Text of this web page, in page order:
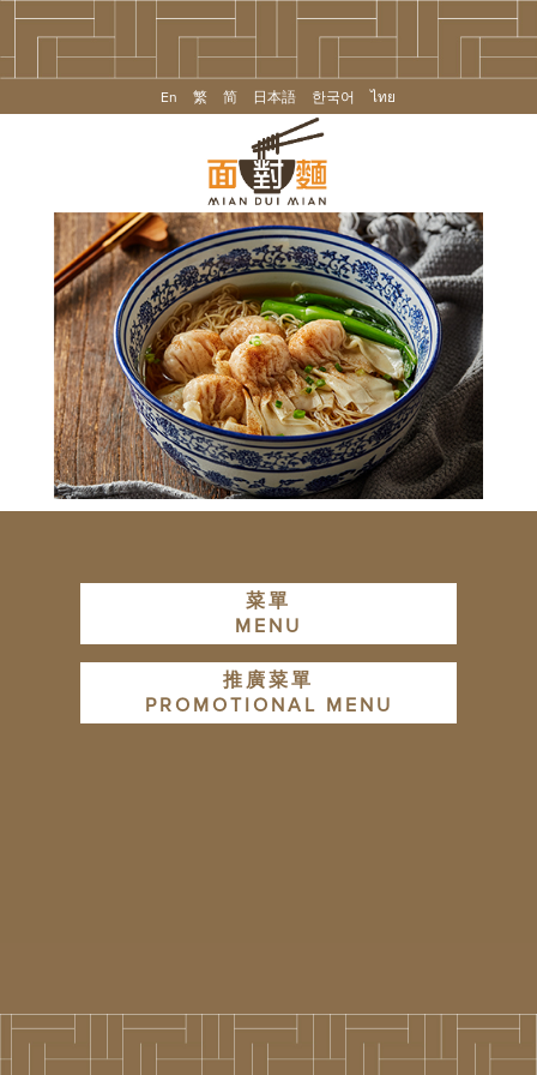
En 繁 简 日本語 한국어 ไทย
菜單
MENU
推廣菜單
PROMOTIONAL MENU